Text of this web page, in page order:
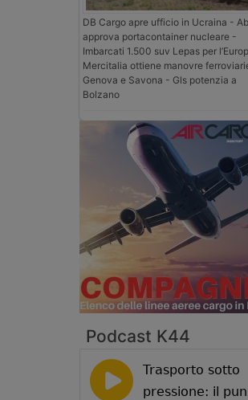
DB Cargo apre ufficio in Ucraina -
approva portacontainer nucleare -
Imbarcati 1.500 suv Lepas per
Mercitalia ottiene manovre
Genova e Savona - Gls potenzia a
Bolzano
Podcast K44